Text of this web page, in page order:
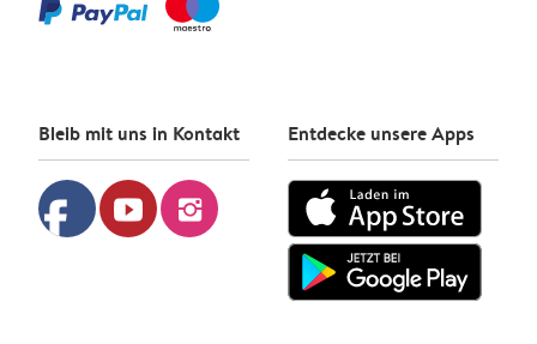
Bleib mit uns in Kontakt
facebook youtube instagram
Entdecke unsere Apps